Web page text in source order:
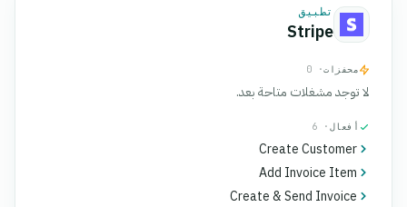
تطبيق
Stripe
محفزات· 0
لا توجد مشغلات متاحة بعد.
أفعال · 6
Create Customer
Add Invoice Item
Create & Send Invoice